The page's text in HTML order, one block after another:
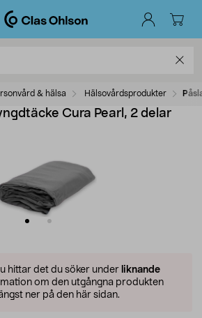
& hälsa Hälsovårdsprodukter
Cura Pearl, 2 delar
hittar det du söker under liknande
om den utgångna produkten
ner på den här sidan.